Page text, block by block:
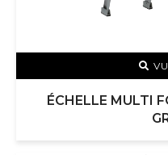
ÉCHELLE MULTI